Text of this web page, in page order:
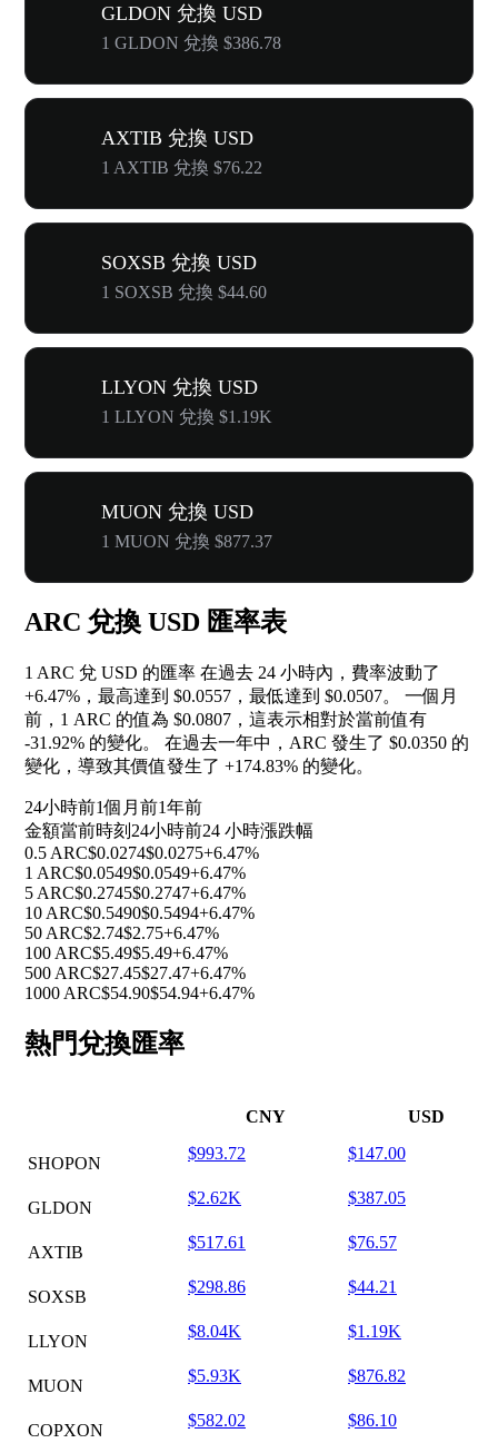
GLDON 兌換 USD
1 GLDON 兌換 $386.78
AXTIB 兌換 USD
1 AXTIB 兌換 $76.22
SOXSB 兌換 USD
1 SOXSB 兌換 $44.60
LLYON 兌換 USD
1 LLYON 兌換 $1.19K
MUON 兌換 USD
1 MUON 兌換 $877.37
ARC 兌換 USD 匯率表
1 ARC 兌 USD 的匯率 在過去 24 小時內，費率波動了
+6.47% ，最高達到 $0.0557，最低達到 $0.0507。 一個月
前，1 ARC 的值為 $0.0807，這表示相對於當前值有
-31.92% 的變化。 在過去一年中，ARC 發生了 $0.0350 的
變化，導致其價值發生了 +174.83% 的變化。
24小時前1個月前1年前
金額當前時刻 24小時前24 小時漲跌幅
0.5 ARC$0.0274$0.0275+6.47%
1 ARC$0.0549$0.0549+6.47%
5 ARC$0.2745$0.2747+6.47%
10 ARC$0.5490$0.5494+6.47%
50 ARC$2.74$2.75+6.47%
100 ARC$5.49$5.49+6.47%
500 ARC$27.45$27.47+6.47%
1000 ARC$54.90$54.94+6.47%
熱門兌換匯率
CNY USD
SHOPON
$993.72 $147.00
GLDON
$2.62K $387.05
AXTIB
$517.61 $76.57
SOXSB
$298.86 $44.21
LLYON
$8.04K $1.19K
MUON
$5.93K $876.82
COPXON
$582.02 $86.10